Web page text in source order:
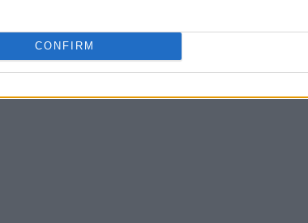
CONFIRM
loro impatto. Questi brani non solo hanno
un segno duraturo nella cultura